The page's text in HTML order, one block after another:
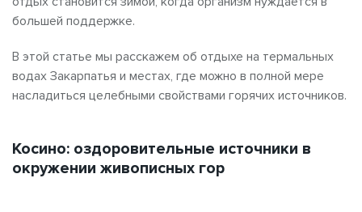
большей поддержке.
В этой статье мы расскажем об отдыхе на термальных
водах Закарпатья и местах, где можно в полной мере
насладиться целебными свойствами горячих источников.
Косино: оздоровительные источники в
окружении живописных гор